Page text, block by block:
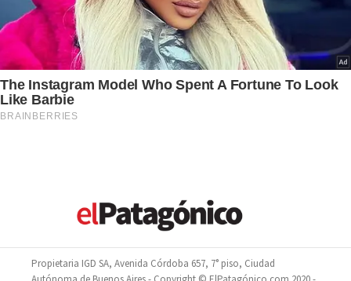
Propietaria IGD SA, Avenida Córdoba 657, 7° piso, Ciudad